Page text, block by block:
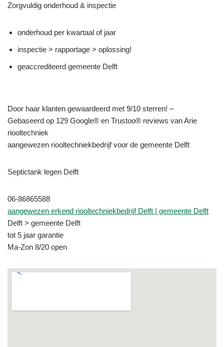
Zorgvuldig onderhoud & inspectie
onderhoud per kwartaal of jaar
inspectie > rapportage > oplossing!
geaccrediteerd gemeente Delft
Door haar klanten gewaardeerd met 9/10 sterren! –
Gebaseerd op 129 Google® en Trustoo® reviews van Arie
riooltechniek
aangewezen riooltechniekbedrijf voor de gemeente Delft
Septictank legen Delft
06-86865588
aangewezen erkend riooltechniekbedrijf Delft | gemeente Delft
Delft > gemeente Delft
tot 5 jaar garantie
Ma-Zon 8/20 open